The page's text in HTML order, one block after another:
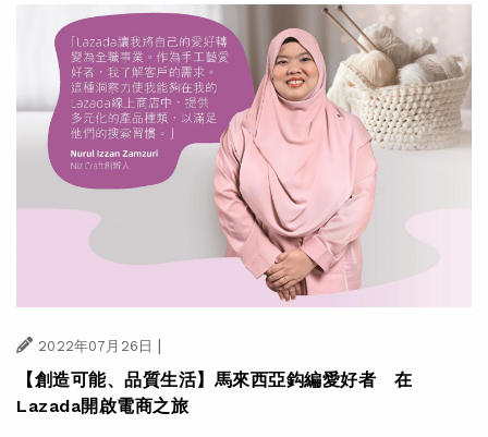
2022年07月26日 |
【創造可能、品質生活】馬來西亞鈎編愛好者 在
Lazada開啟電商之旅